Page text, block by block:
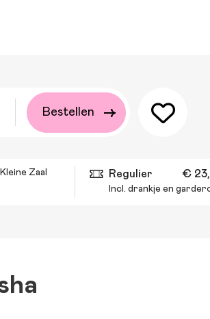
Bestellen
Kleine Zaal Regulier €
Incl. drankje en